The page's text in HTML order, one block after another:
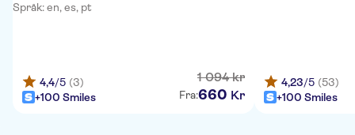
Språk: en, es, pt
4,4/5 (3)
+100 Smiles
1 094 kr
Fra:660 Kr
4,23/5 (53)
+100 Smiles